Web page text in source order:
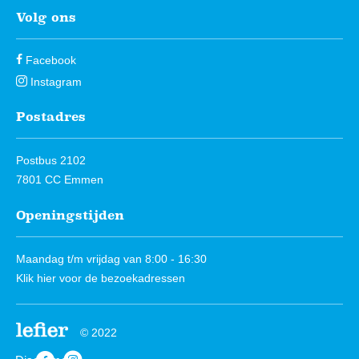
Volg ons
Facebook
Instagram
Postadres
Postbus 2102
7801 CC Emmen
Openingstijden
Maandag t/m vrijdag van 8:00 - 16:30
Klik hier voor de bezoekadressen
© 2022